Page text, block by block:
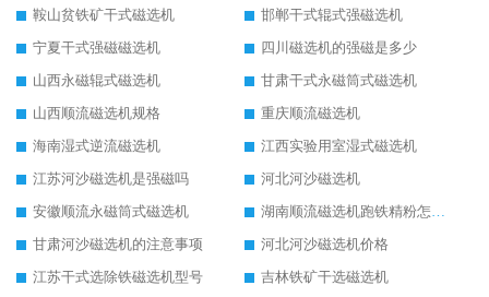
鞍山贫铁矿干式磁选机
邯郸干式辊式强磁选机
宁夏干式强磁磁选机
四川磁选机的强磁是多少
山西永磁辊式磁选机
甘肃干式永磁筒式磁选机
山西顺流磁选机规格
重庆顺流磁选机
海南湿式逆流磁选机
江西实验用室湿式磁选机
江苏河沙磁选机是强磁吗
河北河沙磁选机
安徽顺流永磁筒式磁选机
湖南顺流磁选机跑铁精粉怎么处理
甘肃河沙磁选机的注意事项
河北河沙磁选机价格
江苏干式选除铁磁选机型号
吉林铁矿干选磁选机